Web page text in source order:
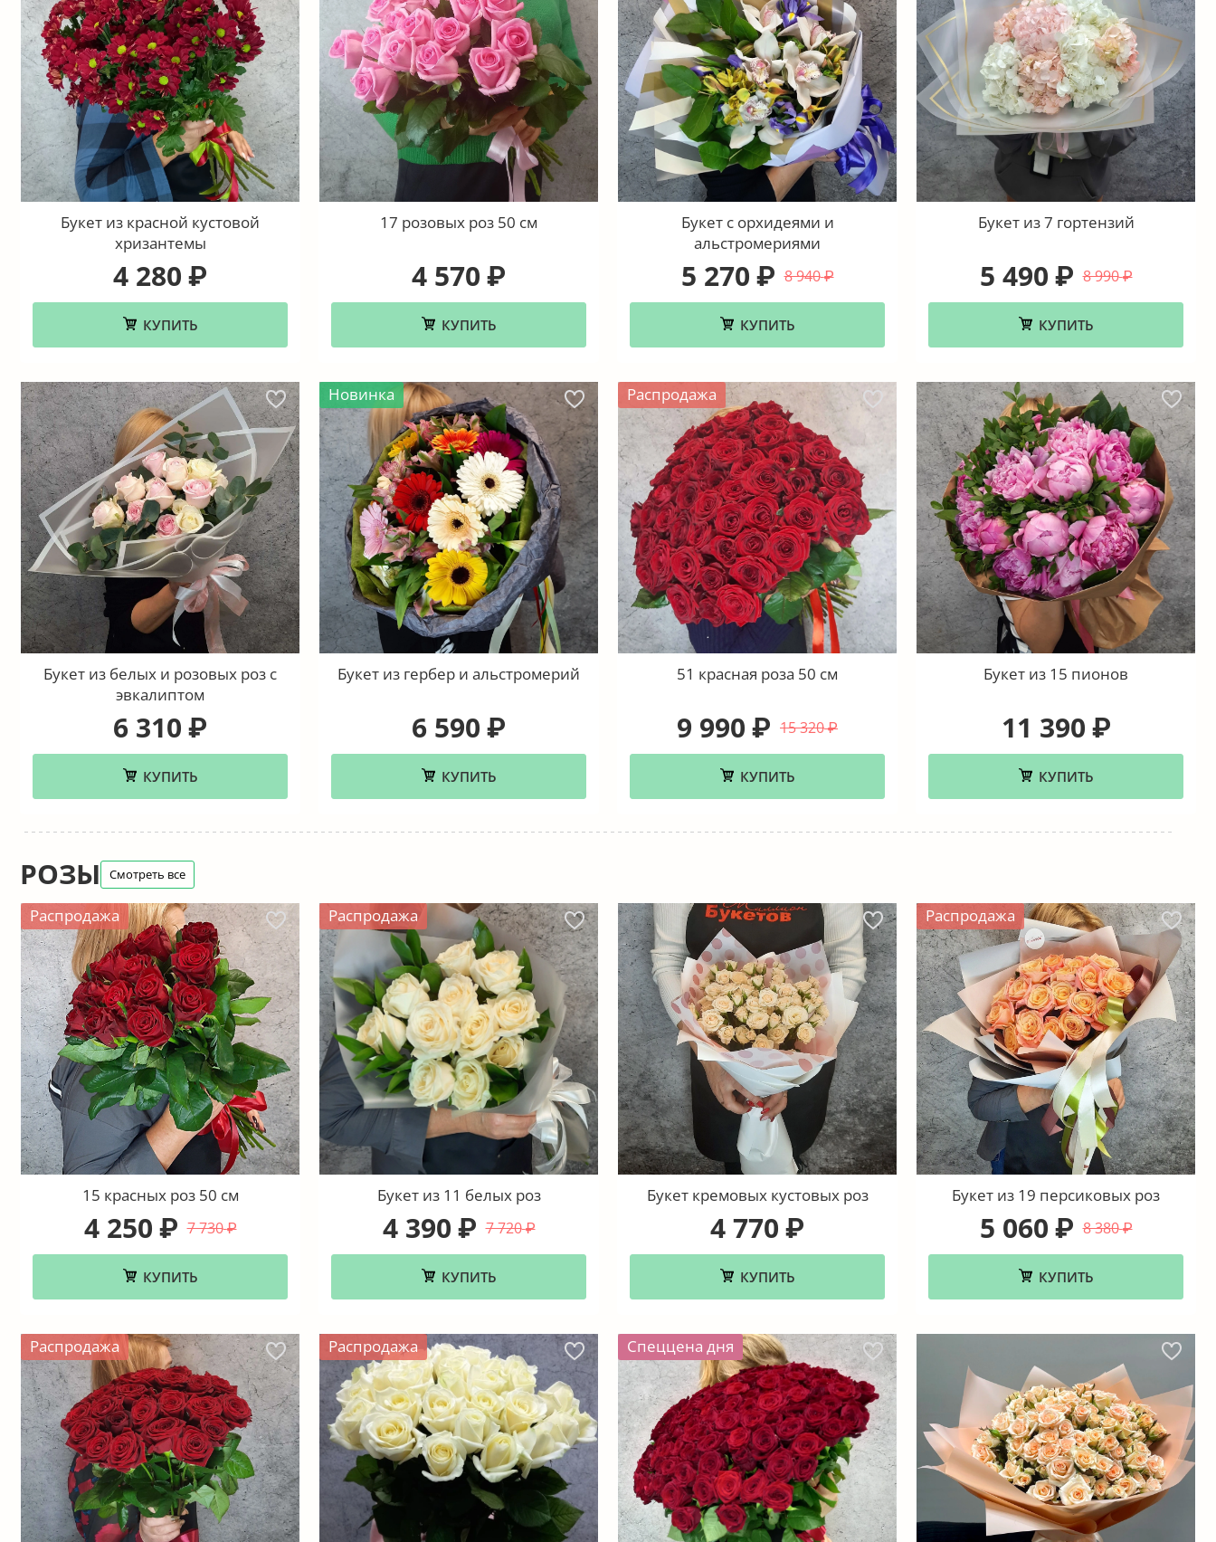
Букет из красной кустовой
хризантемы
4 280 ₽
КУПИТЬ
17 розовых роз 50 см
4 570 ₽
КУПИТЬ
Букет с орхидеями и
альстромериями
8 940 ₽
5 270 ₽
КУПИТЬ
Букет из 7 гортензий
8 990 ₽
5 490 ₽
КУПИТЬ
Букет из белых и розовых роз с
эвкалиптом
6 310 ₽
КУПИТЬ
Новинка
Букет из гербер и альстромерий
6 590 ₽
КУПИТЬ
Распродажа
51 красная роза 50 см
15 320 ₽
9 990 ₽
КУПИТЬ
Букет из 15 пионов
11 390 ₽
КУПИТЬ
РОЗЫ Смотреть все
Распродажа
15 красных роз 50 см
7 730 ₽
4 250 ₽
КУПИТЬ
Распродажа
Букет из 11 белых роз
7 720 ₽
4 390 ₽
КУПИТЬ
Букет кремовых кустовых роз
4 770 ₽
КУПИТЬ
Распродажа
Букет из 19 персиковых роз
8 380 ₽
5 060 ₽
КУПИТЬ
Распродажа Распродажа Спеццена дня